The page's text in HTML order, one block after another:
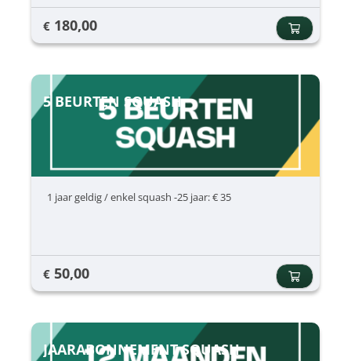
€ 180,00
5 BEURTEN SQUASH
1 jaar geldig / enkel squash -25 jaar: € 35
€ 50,00
JAARABONNEMENT SQUASH